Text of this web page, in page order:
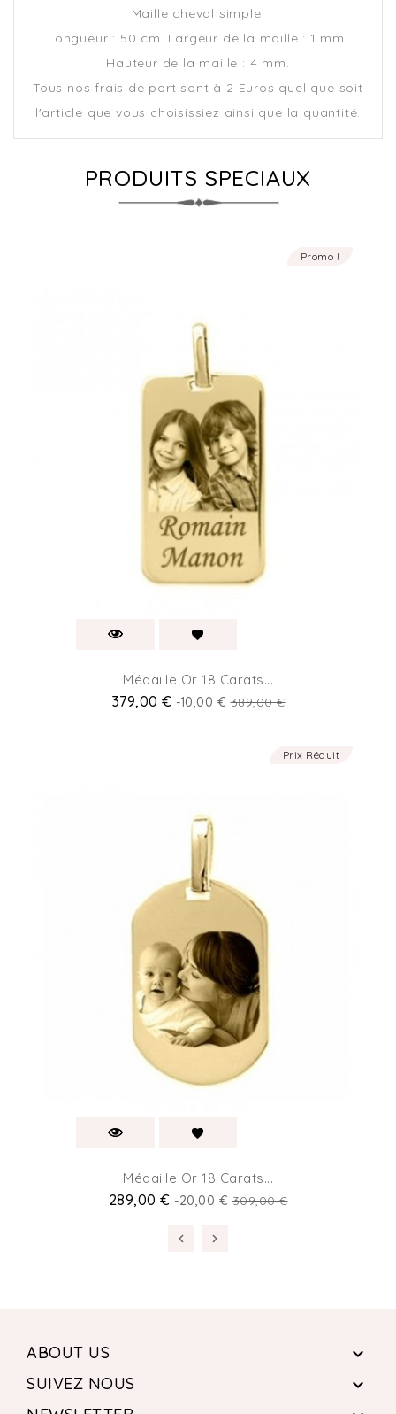
Maille cheval simple.
Longueur : 50 cm. Largeur de la maille : 1 mm.
Hauteur de la maille : 4 mm.
Tous nos frais de port sont à 2 Euros quel que soit
l'article que vous choisissiez ainsi que la quantité.
PRODUITS SPECIAUX
Promo !
Médaille Or 18 Carats...
379,00 € -10,00 € 389,00 €
Prix Réduit
Médaille Or 18 Carats...
289,00 € -20,00 € 309,00 €
ABOUT US 
SUIVEZ NOUS 